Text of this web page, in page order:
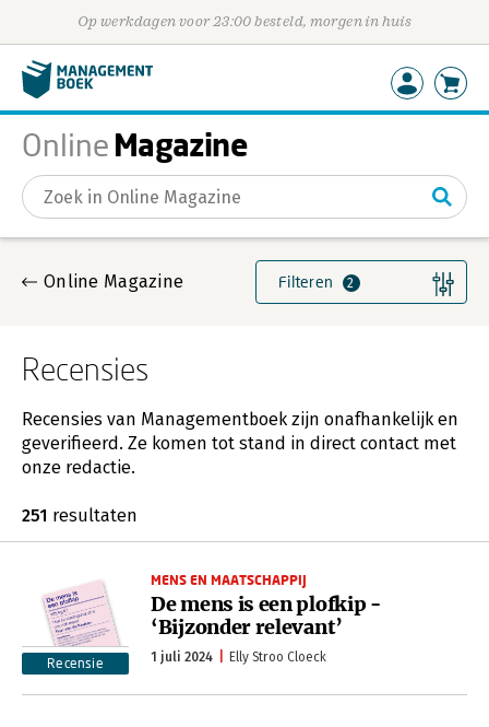
Op werkdagen voor 23:00 besteld, morgen in huis
Online Magazine
Gevonden artikelen
Online Magazine Filteren 2
Recensies
Recensies van Managementboek zijn onafhankelijk en
geverifieerd. Ze komen tot stand in direct contact met
onze redactie.
251 resultaten
Recensie
MENS EN MAATSCHAPPIJ
De mens is een plofkip -
‘Bijzonder relevant’
1 juli 2024 Elly Stroo Cloeck